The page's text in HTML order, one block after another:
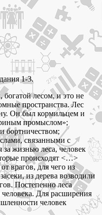
1-3.
лесом, и это не
пространства. Лес
Он был кормильцем и
промыслом»;
бортничеством;
связанными с
жизнью леса, человек
происходят ˂…˃
врагов, для чего из
из дерева возводили
Постепенно леса
Для расширения
человек